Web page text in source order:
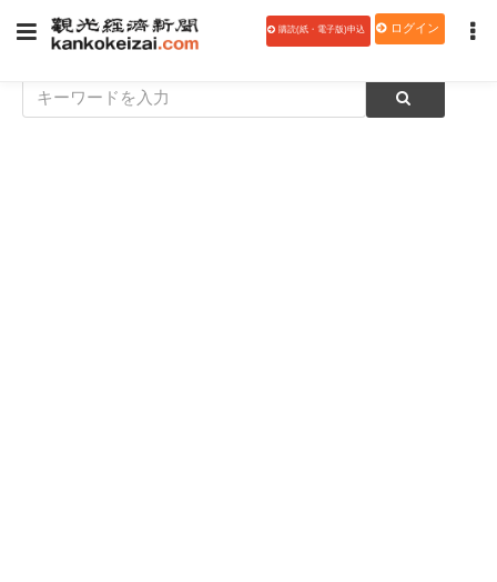
購読(紙・電子版)申込 ログイン